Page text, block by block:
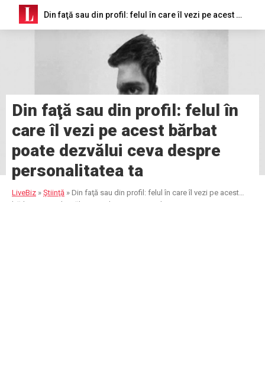
Din faţă sau din profil: felul în care îl vezi pe acest bărbat poate dezvălui ceva despre personalitatea ta
Din faţă sau din profil: felul în
care îl vezi pe acest bărbat
poate dezvălui ceva despre
personalitatea ta
LiveBiz » Ştiinţă » Din faţă sau din profil: felul în care îl vezi pe acest
bărbat poate dezvălui ceva despre personalitatea ta